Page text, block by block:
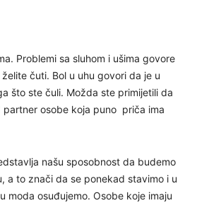
Problemi sa sluhom i ušima govore
čuti. Bol u uhu govori da je u
što ste čuli. Možda ste primijetili da
partner osobe koja puno priča ima
našu sposobnost da budemo
a to znači da se ponekad stavimo i u
moda osuđujemo. Osobe koje imaju